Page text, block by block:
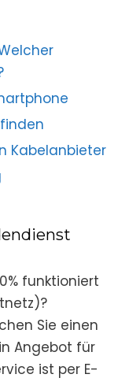
Kabelanbieter
funktioniert
Sie einen
Angebot für
ist per E-